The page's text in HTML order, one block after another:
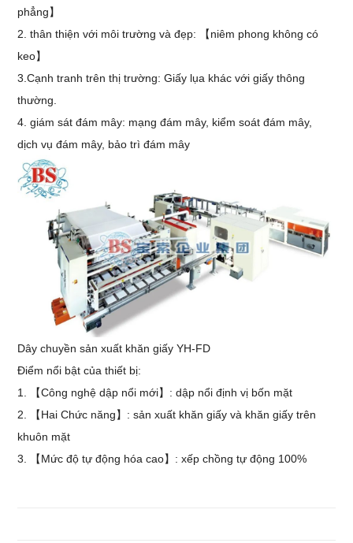
phẳng】
2. thân thiện với môi trường và đẹp: 【niêm phong không có
keo】
3.Cạnh tranh trên thị trường: Giấy lụa khác với giấy thông
thường.
4. giám sát đám mây: mạng đám mây, kiểm soát đám mây,
dịch vụ đám mây, bảo trì đám mây
Dây chuyền sản xuất khăn giấy YH-FD
Điểm nổi bật của thiết bị:
1. 【Công nghệ dập nổi mới】: dập nổi định vị bốn mặt
2. 【Hai Chức năng】: sản xuất khăn giấy và khăn giấy trên
khuôn mặt
3. 【Mức độ tự động hóa cao】: xếp chồng tự động 100%